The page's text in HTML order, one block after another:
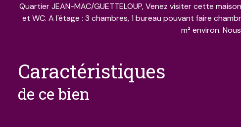
Quartier JEAN-MAC/GUETTELOUP, Venez visiter cette
et WC. A l'étage : 3 chambres, 1 bureau pouvant faire
m² environ.
caractéristiques
de ce bien